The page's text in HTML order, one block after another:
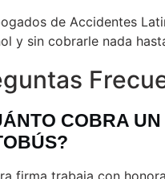
de Accidentes
y sin cobrarle nada
COBRA
firma trabaja con